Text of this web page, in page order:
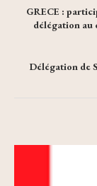
GRECE :
délégation au
Délégation de